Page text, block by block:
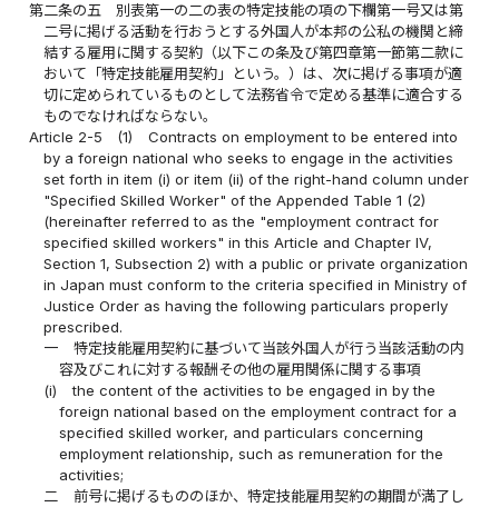
第二条の五
別表第一の二の表の特定技能の項の下欄第一号又は第
二号に掲げる活動を行おうとする外国人が本邦の公私の機関と締
結する雇用に関する契約（以下この条及び第四章第一節第二款に
おいて「特定技能雇用契約」という。）は、次に掲げる事項が適
切に定められているものとして法務省令で定める基準に適合する
ものでなければならない。
Article 2-5
(1)
Contracts on employment to be entered into
by a foreign national who seeks to engage in the activities
set forth in item (i) or item (ii) of the right-hand column under
"Specified Skilled Worker" of the Appended Table 1 (2)
(hereinafter referred to as the "employment contract for
specified skilled workers" in this Article and Chapter IV,
Section 1, Subsection 2) with a public or private organization
in Japan must conform to the criteria specified in Ministry of
Justice Order as having the following particulars properly
prescribed.
一
特定技能雇用契約に基づいて当該外国人が行う当該活動の内
容及びこれに対する報酬その他の雇用関係に関する事項
(i)
the content of the activities to be engaged in by the
foreign national based on the employment contract for a
specified skilled worker, and particulars concerning
employment relationship, such as remuneration for the
activities;
二
前号に掲げるもののほか、特定技能雇用契約の期間が満了し